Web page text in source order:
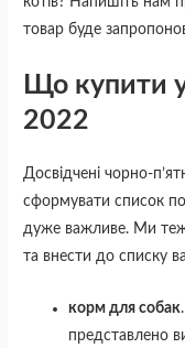
товар буде
Що купити
2022
Досвідчені чорно-
сформувати список
дуже важливе. Ми
та внести до списку
корм для собак
представлено